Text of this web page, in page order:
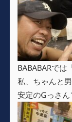
BABABARで
私、ちゃんと
安定のGっさ